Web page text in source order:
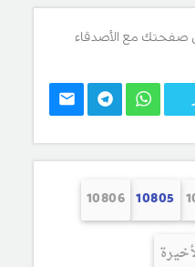
صفحتك مع الأصدقاء
10805
10806